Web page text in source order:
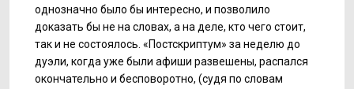
однозначно было бы интересно, и позволило
доказать бы не на словах, а на деле, кто чего стоит,
так и не состоялось. «Постскриптум» за неделю до
дуэли, когда уже были афиши развешены, распался
окончательно и бесповоротно, (судя по словам